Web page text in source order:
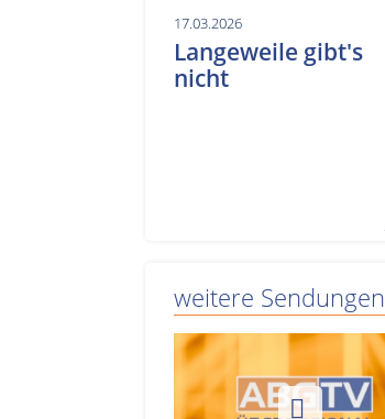
17.03.2026
Langeweile gibt's
nicht
weitere Sendungen